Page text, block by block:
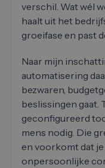
verschil. Wat wél
haalt uit het
groeifase en past
Naar mijn
automatisering
bezwaren,
beslissingen gaat.
geconfigureerd
mens nodig. Die
en voorkomt dat
onpersoonlijke